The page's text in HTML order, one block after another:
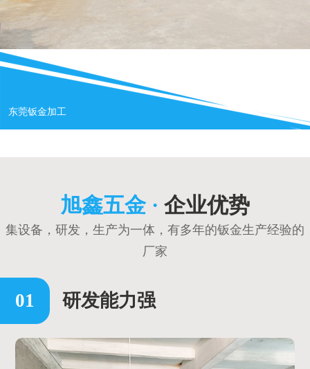
东莞钣金加工
旭鑫五金 · 企业优势
集设备，研发，生产为一体，有多年的钣金生产经验的
厂家
研发能力强